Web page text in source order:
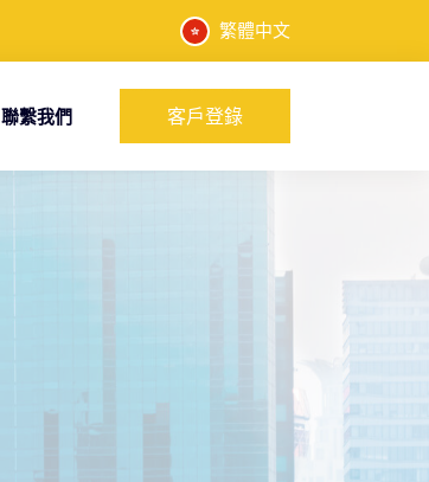
繁體中文
聯繫我們 客戶登錄